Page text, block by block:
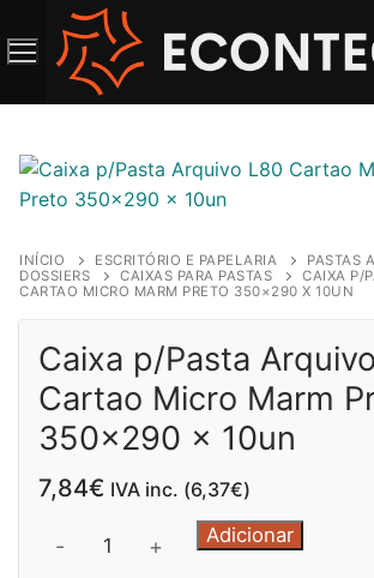
para
conteúdo
INÍCIO ESCRITÓRIO E PAPELARIA
PASTAS
DOSSIERS
CAIXAS PARA PASTAS
CAIXA P/
CARTAO MICRO MARM PRETO 350×290 X 10UN
Caixa p/Pasta
Cartao Micro Marm
350×290 x 10un
7,84€ IVA inc. (6,37€)
Quantidade
- + Adicionar